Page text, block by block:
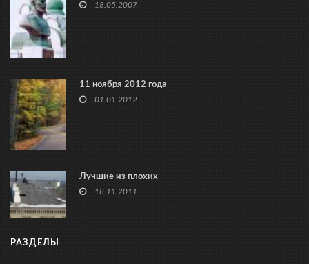
18.05.2007
11 ноября 2012 года
01.01.2012
Лучшие из плохих
18.11.2011
РАЗДЕЛЫ